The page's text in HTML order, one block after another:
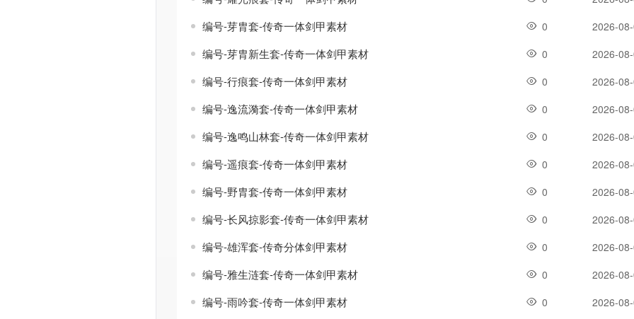
编号-芽胄套-传奇一体剑甲素材 0 2026-
编号-芽胄新生套-传奇一体剑甲素材 0 2026-
编号-行痕套-传奇一体剑甲素材 0 2026-
编号-逸流漪套-传奇一体剑甲素材 0 2026-
编号-逸鸣山林套-传奇一体剑甲素材 0 2026-
编号-遥痕套-传奇一体剑甲素材 0 2026-
编号-野胄套-传奇一体剑甲素材 0 2026-
编号-长风掠影套-传奇一体剑甲素材 0 2026-
编号-雄浑套-传奇分体剑甲素材 0 2026-
编号-雅生涟套-传奇一体剑甲素材 0 2026-
编号-雨吟套-传奇一体剑甲素材 0 2026-